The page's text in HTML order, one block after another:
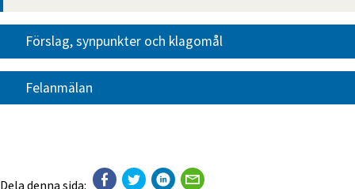
Förslag, synpunkter och klagomål
Felanmälan
Dela denna sida: